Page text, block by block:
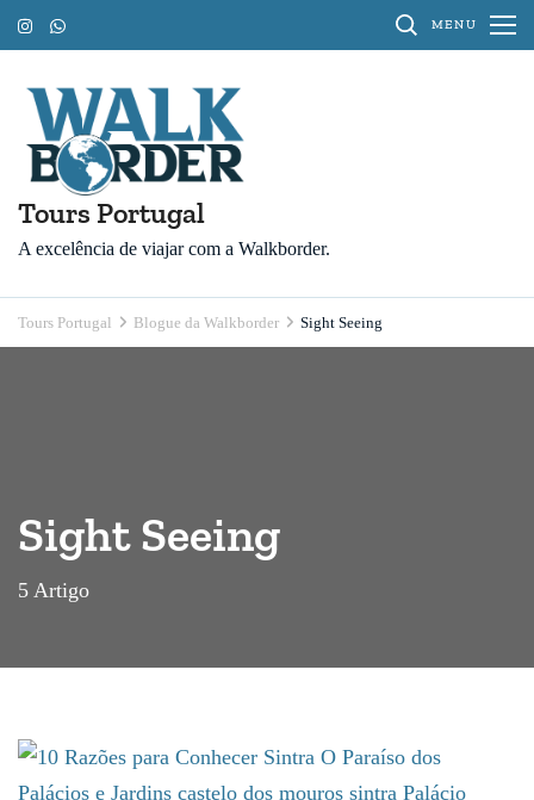
Pular
para
conteúdo
(Pressione
MENU
Tours Portugal
A excelência de viajar com a Walkborder.
Tours Portugal Blogue da Walkborder Sight Seeing
Sight Seeing
5 Artigo